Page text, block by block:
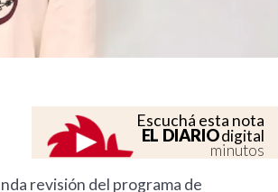
Escuchá esta nota
EL DIARIOdigital
minutos
revisión del programa de